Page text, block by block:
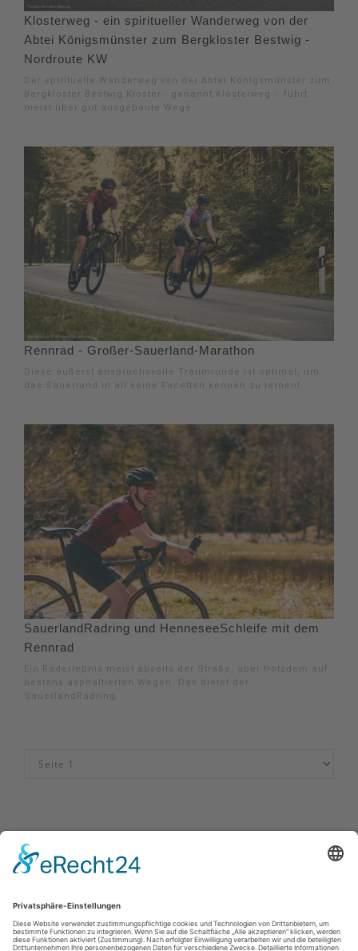
Klosterweg - ein spiritueller Wanderweg von der
Abtei Königsmünster zum Bergkloster Bestwig -
Nordroute KW
Der spirituelle Wanderweg von der Abtei Königsmünster zum
Bergkloster Bestwig Kloster - genannt Klosterweg - führt
meist über gut ausgebaute Wege.
Rennrad - Großer-Sauerland-Marathon
Diese äußerst anspruchsvolle Traumrunde ist optimal, um
das Sauerland in all seine Facetten kennen zu lernen!
SauerlandRadring und HenneseeSchleife mit dem
Rennrad
Ein Raderlebnis meist abseits der Straße, aber trotzdem auf
bestens asphaltierten Wegen: Das bietet der
SauerlandRadring.
Sauerland-Tourismus e.V. Johannes-Hummel-Weg 1 57392 Schmallenberg